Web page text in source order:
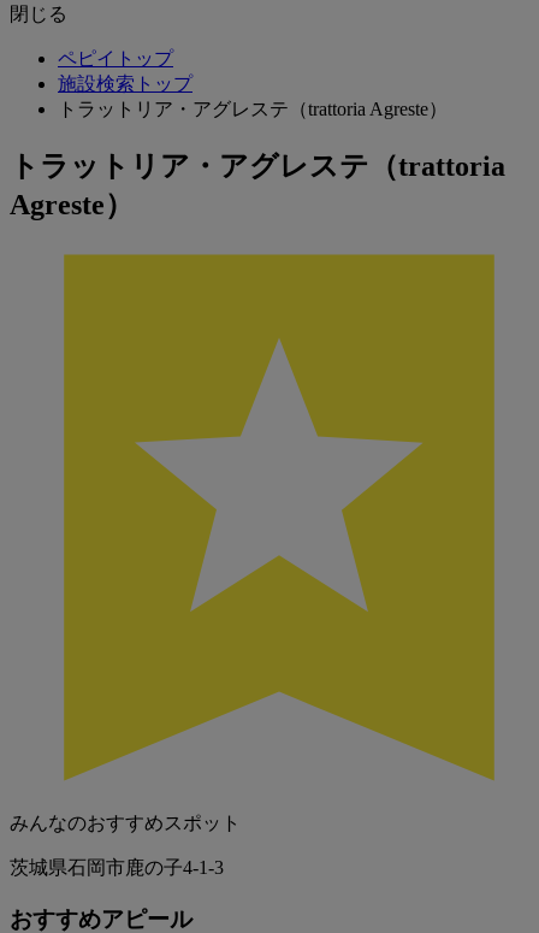
閉じる
ペピイトップ
施設検索トップ
トラットリア・アグレステ（trattoria Agreste）
トラットリア・アグレステ（trattoria
Agreste）
みんなのおすすめスポット
茨城県石岡市鹿の子4-1-3
おすすめアピール